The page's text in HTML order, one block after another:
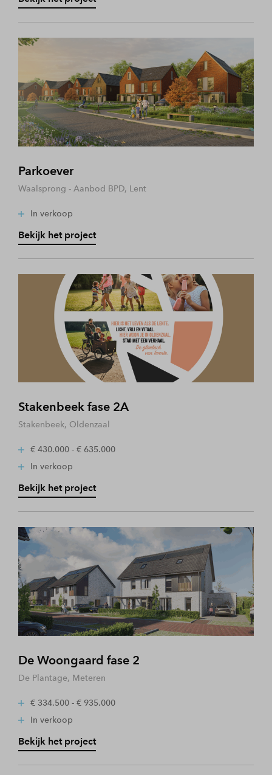
Parkoever
Waalsprong - Aanbod BPD, Lent
In verkoop
Bekijk het project
Stakenbeek fase 2A
Stakenbeek, Oldenzaal
€ 430.000 - € 635.000
In verkoop
Bekijk het project
De Woongaard fase 2
De Plantage, Meteren
€ 334.500 - € 935.000
In verkoop
Bekijk het project